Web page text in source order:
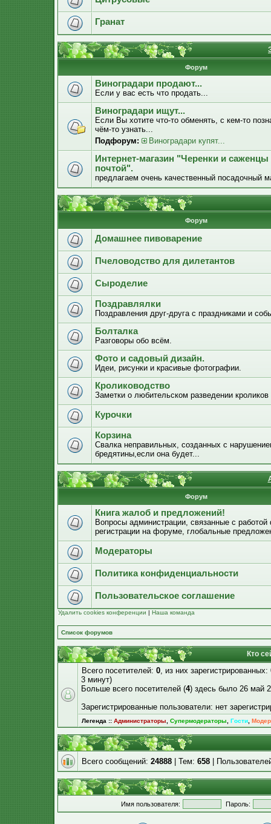
Гранат
Форум
Виноградари продают...
Если у вас есть что продать...
Виноградари ищут...
Если Вы хотите что-то обменять, с кем-то
чём-то узнать...
Подфорум:
Виноградари купят...
Интернет-магазин "Черенки и саженцы
почтой".
предлагаем очень качественный посадочный
Форум
Домашнее пивоварение
Пчеловодство для дилетантов
Сыроделие
Поздравлялки
Поздравления друг-друга с праздниками и
Болталка
Разговоры обо всём.
Фото и садовый дизайн.
Идеи, рисунки и красивые фотографии.
Кролиководство
Заметки о любительском разведении кроликов
Курочки
Корзина
Свалка неправильных, созданных с
бредятины,если она будет...
Форум
Книга жалоб и предложений!
Вопросы администрации, связанные с
регистрации на форуме, глобальные
Модераторы
Политика конфиденциальности
Пользовательское соглашение
Удалить cookies конференции | Наша команда
Список форумов
Кто
Всего посетителей: 0, из них
3 минут)
Больше всего посетителей (4) здесь было 26 май
Зарегистрированные пользователи: нет
Легенда :: Администраторы Супермодераторы Гости
Всего сообщений: 24888 | Тем: 658 |
Имя пользователя: Пароль: